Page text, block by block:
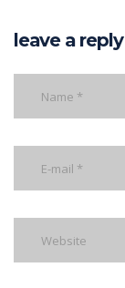
leave a reply